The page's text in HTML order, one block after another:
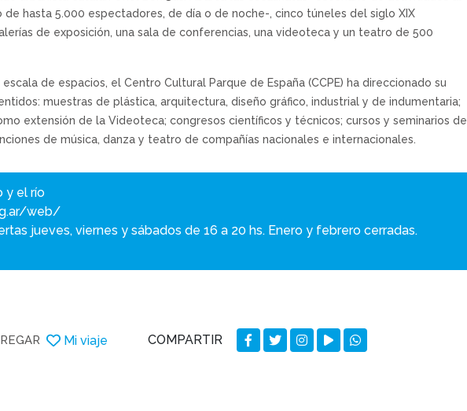
de hasta 5.000 espectadores, de día o de noche-, cinco túneles del siglo XIX
de exposición, una sala de conferencias, una videoteca y un teatro de 500
de espacios, el Centro Cultural Parque de España (CCPE) ha direccionado su
muestras de plástica, arquitectura, diseño gráfico, industrial y de indumentaria;
extensión de la Videoteca; congresos científicos y técnicos; cursos y seminarios de
de música, danza y teatro de compañías nacionales e internacionales.
y el río
web/
jueves, viernes y sábados de 16 a 20 hs. Enero y febrero cerradas.
Mi viaje COMPARTIR